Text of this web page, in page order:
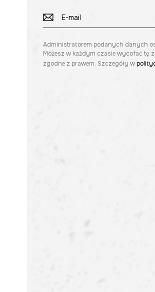
Administratorem podanych danych
Możesz w każdym czasie wycofać tę
zgodne z prawem. Szczegóły w